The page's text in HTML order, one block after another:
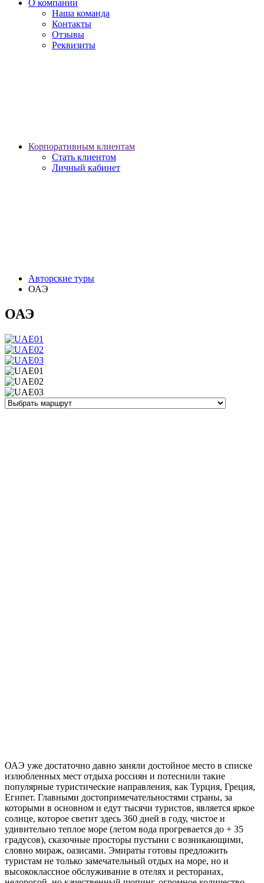
О компании
Наша команда
Контакты
Отзывы
Реквизиты
Корпоративным клиентам
Стать клиентом
Личный кабинет
Авторские туры
ОАЭ
ОАЭ
Загрузка ...
ОАЭ уже достаточно давно заняли достойное место в списке
излюбленных мест отдыха россиян и потеснили такие
популярные туристические направления, как Турция, Греция,
Египет. Главными достопримечательностями страны, за
которыми в основном и едут тысячи туристов, является яркое
солнце, которое светит здесь 360 дней в году, чистое и
удивительно теплое море (летом вода прогревается до + 35
градусов), сказочные просторы пустыни с возникающими,
словно мираж, оазисами. Эмираты готовы предложить
туристам не только замечательный отдых на море, но и
высококлассное обслуживание в отелях и ресторанах,